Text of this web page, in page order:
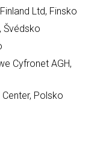
Ltd, Finsko
Švédsko
Cyfronet AGH,
Polsko